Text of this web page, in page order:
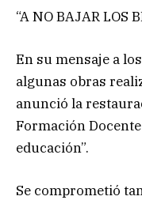
“A NO BAJAR LOS
En su mensaje a
algunas obras
anunció la
Formación
educación”.
Se comprometió